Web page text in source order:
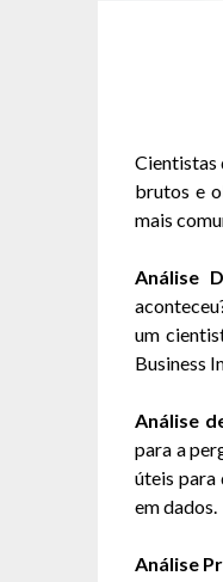
Cientistas
brutos e
mais
Análise
um
Business
Análise
para a
úteis para
em dados.
Análise